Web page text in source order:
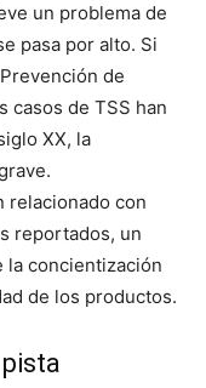
un problema de
pasa por alto. Si
de
casos de TSS han
XX, la
relacionado con
reportados, un
la concientización
de los productos.